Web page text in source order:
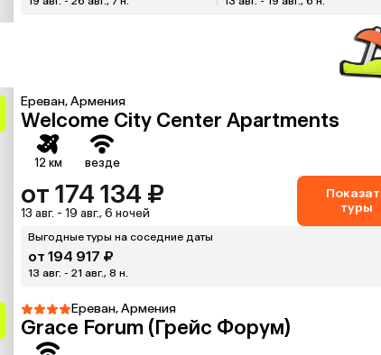
Ереван, Армения
Welcome City Center Apartments
12 км везде
от 174 134 ₽
13 авг. - 19 авг., 6 ночей
туры
Выгодные туры на соседние даты
от 194 917 ₽
13 авг. - 21 авг., 8 н.
Ереван, Армения
Grace Forum (Грейс Форум)